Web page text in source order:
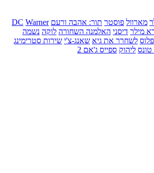
מארוול פוסטר תור: אהבה ורעם DC Warner
מילר דיסני האלמנה השחורה לוקה נשמה
לשחרר את גיא שאנג-צ'י שירות סטרימינג
טונס ליהוק ספייס ג'אם 2